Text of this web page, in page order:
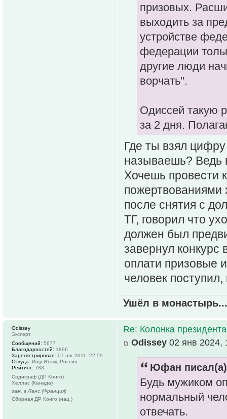
призовых.
выходить за
устройстве
федерации
другие люди
ворчать".
Одиссей такую
за 2 дня.
Где ты взял
называешь? Ведь
Хочешь провести
после снятия с
ТГ, говорил что
должен был
завернул
оплати призовые
человек
Ушёл в монастырь...
Re: Колонка президента
Odissey 02 янв 2024,
Юфан
Будь мужиком
нормальный
отвечать.
Odissey
Эксперт
Сообщений: 5677
Благодарностей: 1896
Зарегистрирован: 07 авг 2011, 22:59
Откуда: Ищу Итаку, Россия
Рейтинг: 783
Содиграф (ДР Конго)
Хеллас (Канада)
зам. в Ланс (Франция)
Сборная ДР Конго (нац.)